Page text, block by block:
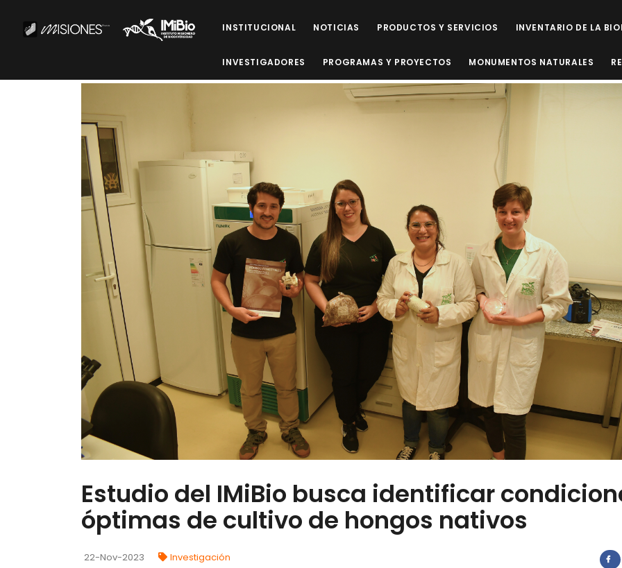
INSTITUCIONAL NOTICIAS PRODUCTOS Y SERVICIOS INVENTARIO DE LA
INVESTIGADORES PROGRAMAS Y PROYECTOS MONUMENTOS NATURALES
Estudio del IMiBio busca identificar
óptimas de cultivo de hongos nativos
22-Nov-2023 Investigación